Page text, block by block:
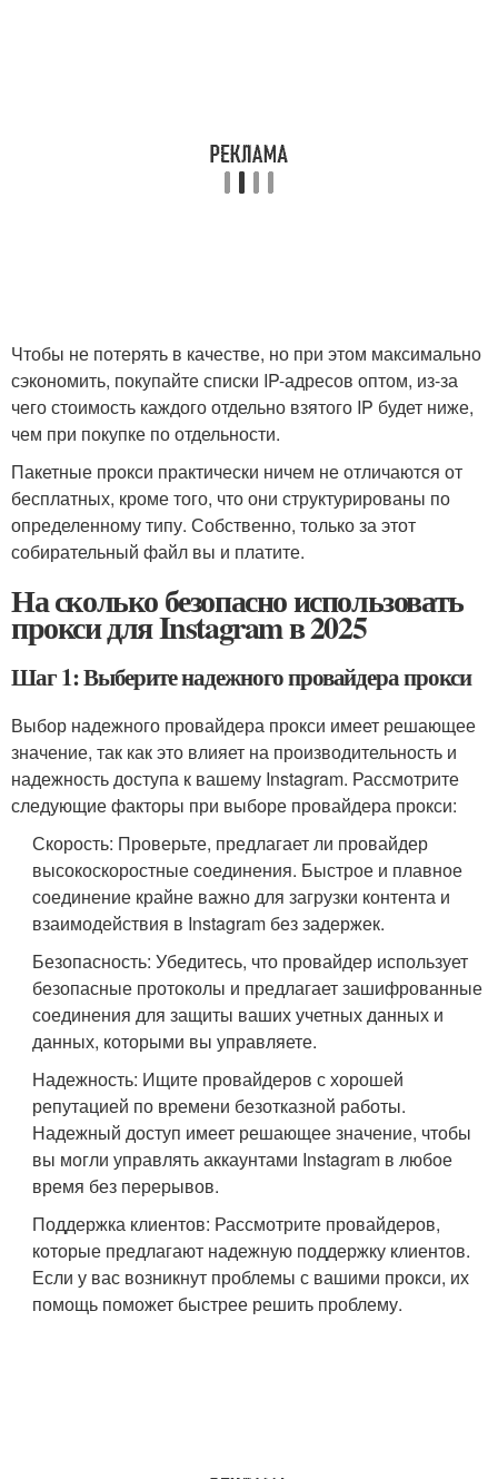
Чтобы не потерять в качестве, но при этом максимально
сэкономить, покупайте списки IP-адресов оптом, из-за
чего стоимость каждого отдельно взятого IP будет ниже,
чем при покупке по отдельности.
Пакетные прокси практически ничем не отличаются от
бесплатных, кроме того, что они структурированы по
определенному типу. Собственно, только за этот
собирательный файл вы и платите.
На сколько безопасно использовать
прокси для Instagram в 2025
Шаг 1: Выберите надежного провайдера прокси
Выбор надежного провайдера прокси имеет решающее
значение, так как это влияет на производительность и
надежность доступа к вашему Instagram. Рассмотрите
следующие факторы при выборе провайдера прокси:
Скорость: Проверьте, предлагает ли провайдер
высокоскоростные соединения. Быстрое и плавное
соединение крайне важно для загрузки контента и
взаимодействия в Instagram без задержек.
Безопасность: Убедитесь, что провайдер использует
безопасные протоколы и предлагает зашифрованные
соединения для защиты ваших учетных данных и
данных, которыми вы управляете.
Надежность: Ищите провайдеров с хорошей
репутацией по времени безотказной работы.
Надежный доступ имеет решающее значение, чтобы
вы могли управлять аккаунтами Instagram в любое
время без перерывов.
Поддержка клиентов: Рассмотрите провайдеров,
которые предлагают надежную поддержку клиентов.
Если у вас возникнут проблемы с вашими прокси, их
помощь поможет быстрее решить проблему.